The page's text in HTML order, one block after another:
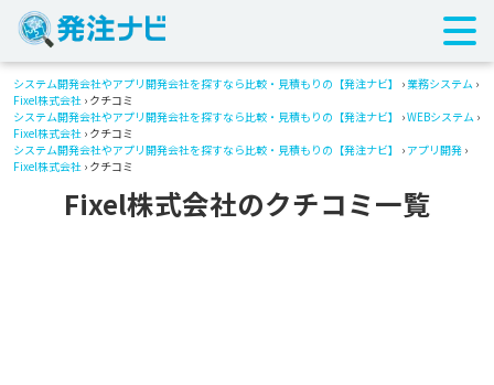
システム開発会社やアプリ開発会社を探すなら比較・見積もりの【発注ナビ】 › 業務システム ›
Fixel株式会社 › クチコミ
システム開発会社やアプリ開発会社を探すなら比較・見積もりの【発注ナビ】
›WEBシステム ›
Fixel株式会社 › クチコミ
システム開発会社やアプリ開発会社を探すなら比較・見積もりの【発注ナビ】
› アプリ開発 ›
Fixel株式会社 › クチコミ
Fixel株式会社のクチコミ一覧